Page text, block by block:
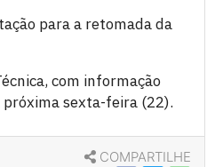
para a retomada da
com informação
próxima sexta-feira (22).
COMPARTILHE